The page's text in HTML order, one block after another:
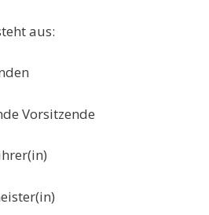
aus:
Vorsitzende